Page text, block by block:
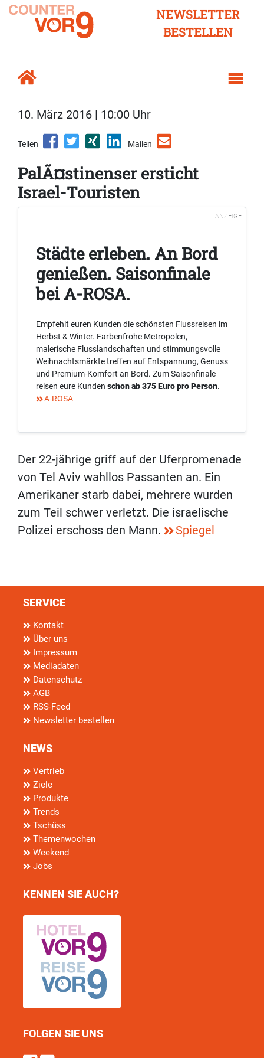
NEWSLETTER
BESTELLEN
10. März 2016 | 10:00 Uhr
Teilen Mailen
PalÃ¤stinenser ersticht
Israel-Touristen
ANZEIGE
Städte erleben. An Bord
genießen. Saisonfinale
bei A-ROSA.
Empfehlt euren Kunden die schönsten Flussreisen im
Herbst & Winter. Farbenfrohe Metropolen,
malerische Flusslandschaften und stimmungsvolle
Weihnachtsmärkte treffen auf Entspannung, Genuss
und Premium-Komfort an Bord. Zum Saisonfinale
reisen eure Kunden schon ab 375 Euro pro Person.
A-ROSA
Der 22-jährige griff auf der Uferpromenade
von Tel Aviv wahllos Passanten an. Ein
Amerikaner starb dabei, mehrere wurden
zum Teil schwer verletzt. Die israelische
Polizei erschoss den Mann.
Spiegel
SERVICE
Kontakt
Über uns
Impressum
Mediadaten
Datenschutz
AGB
RSS-Feed
Newsletter bestellen
NEWS
Vertrieb
Ziele
Produkte
Trends
Tschüss
Themenwochen
Weekend
Jobs
KENNEN SIE AUCH?
FOLGEN SIE UNS